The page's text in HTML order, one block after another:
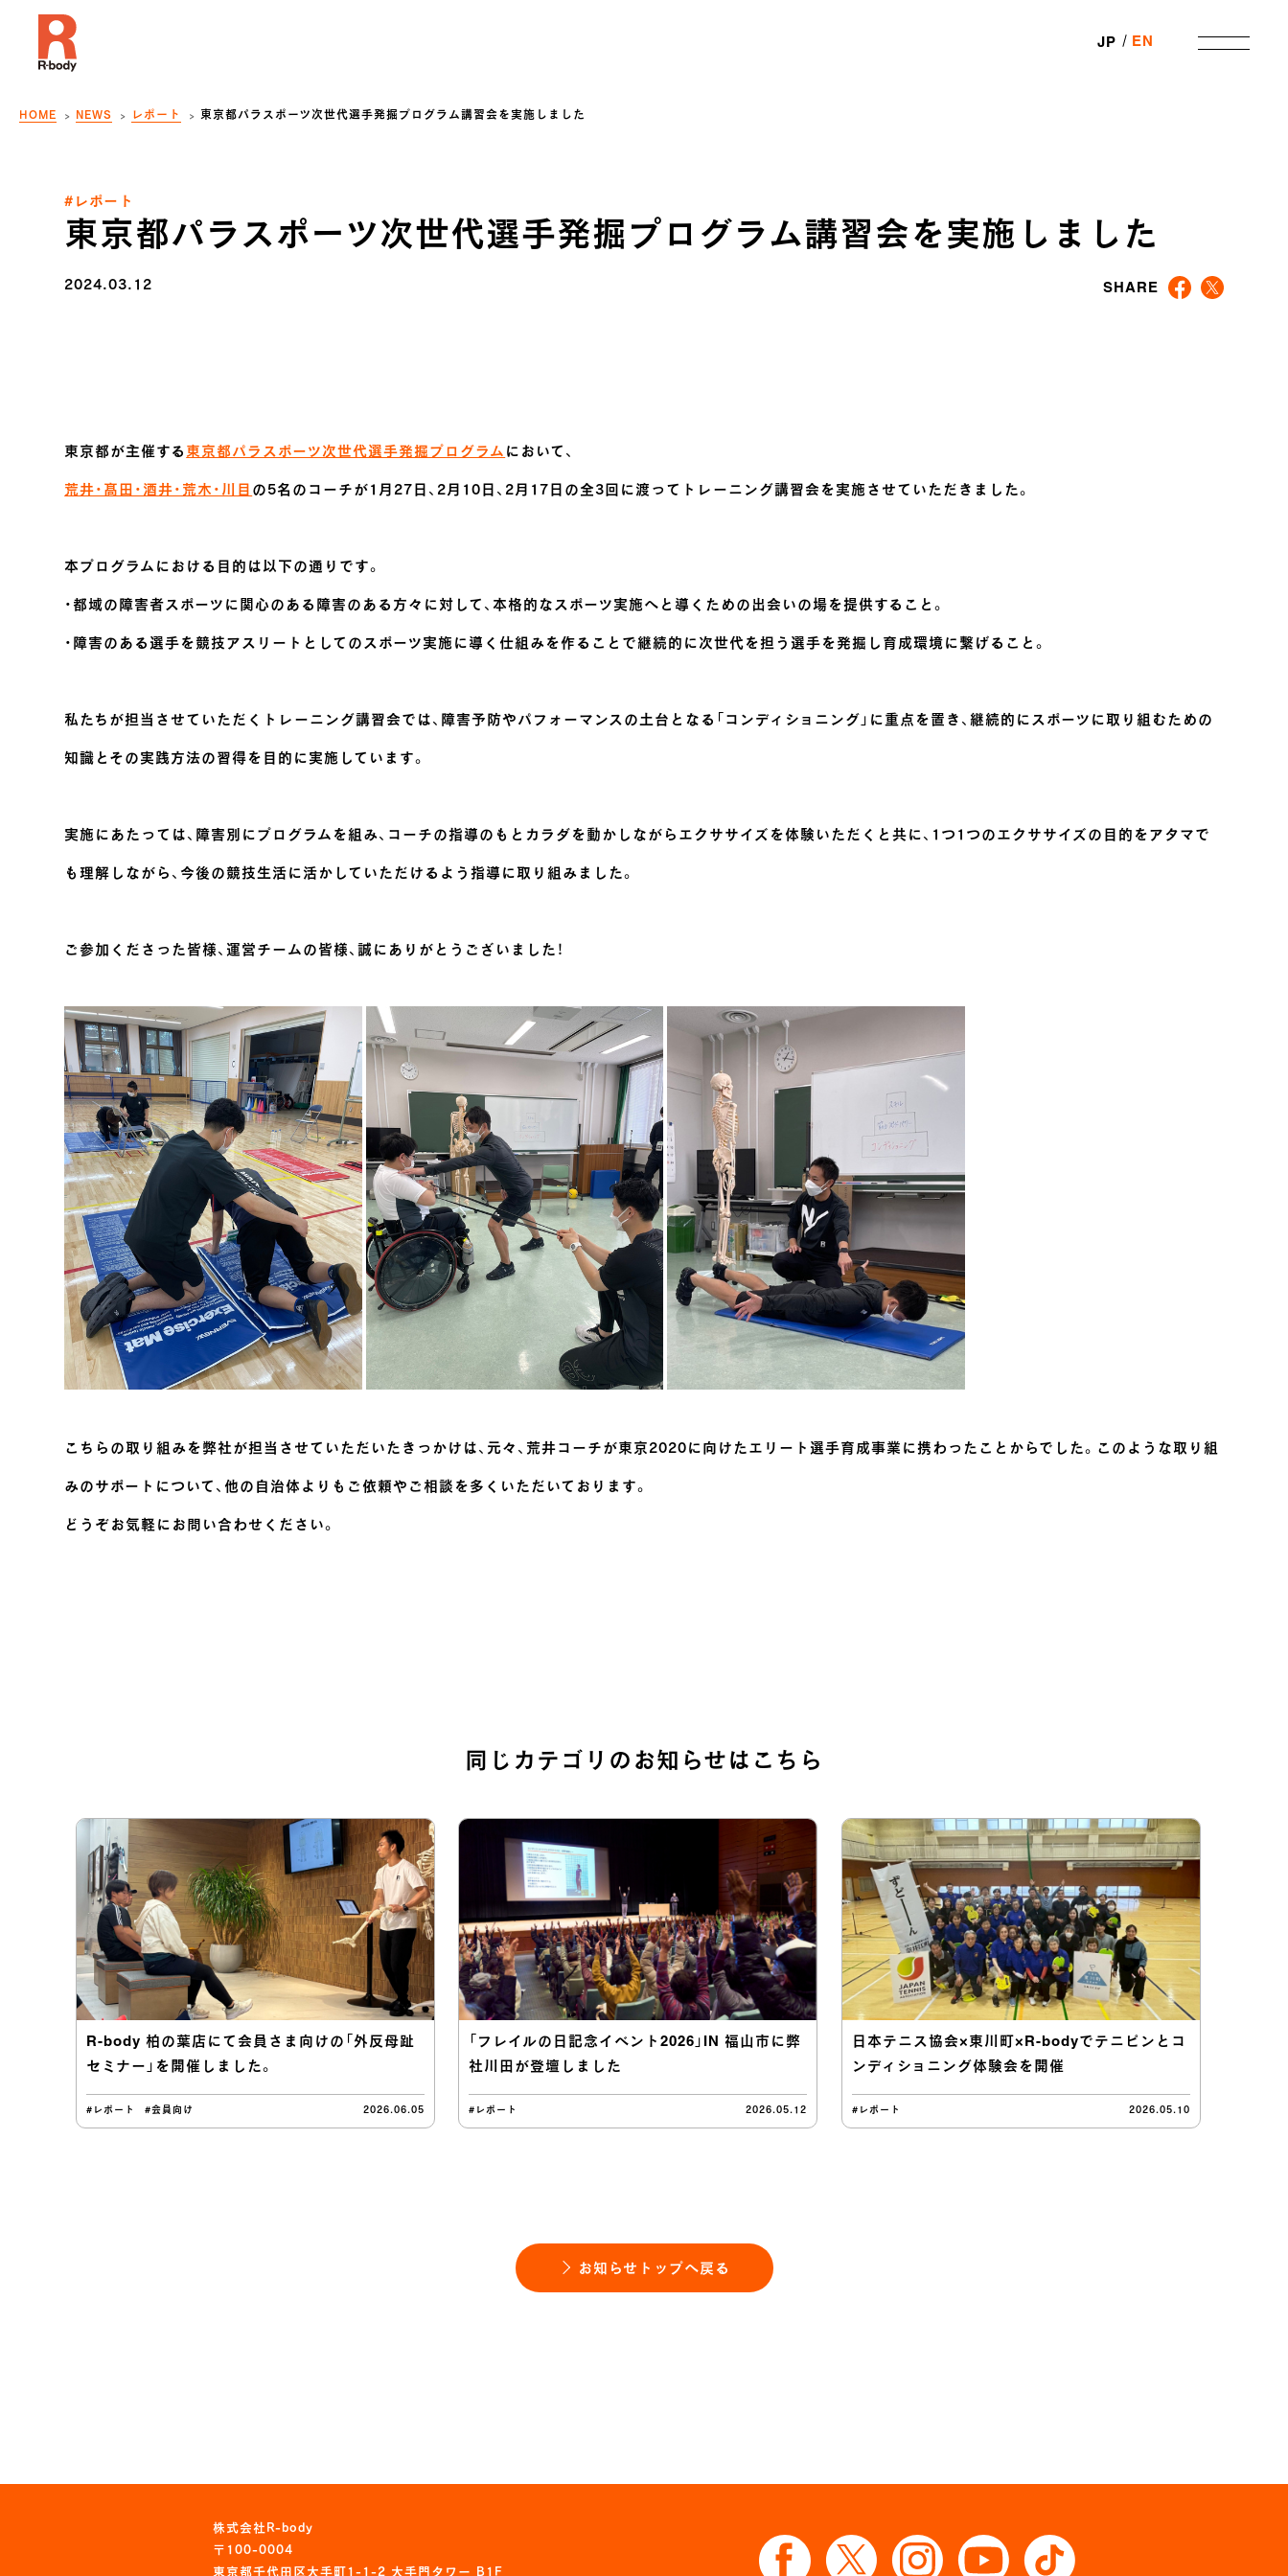
JP EN
HOME NEWS レポート 東京都パラスポーツ次世代選手発掘プログラム講習会を実施しました
#レポート
東京都パラスポーツ次世代選手発掘プログラム講習会を実施しました
2024.03.12 SHARE
東京都が主催する 東京都パラスポーツ次世代選手発掘プログラム において、
荒井・髙田・酒井・荒木・川目 の5名のコーチが1月27日、2月10日、2月17日の全3回に渡ってトレーニング講習会を実施させていただきました。
本プログラムにおける目的は以下の通りです。
・都域の障害者スポーツに関心のある障害のある方々に対して、本格的なスポーツ実施へと導くための出会いの場を提供すること。
・障害のある選手を競技アスリートとしてのスポーツ実施に導く仕組みを作ることで継続的に次世代を担う選手を発掘し育成環境に繋げること。
私たちが担当させていただくトレーニング講習会では、障害予防やパフォーマンスの土台となる「コンディショニング」に重点を置き、継続的にスポーツに取り組むための
知識とその実践方法の習得を目的に実施しています。
実施にあたっては、障害別にプログラムを組み、コーチの指導のもとカラダを動かしながらエクササイズを体験いただくと共に、1つ1つのエクササイズの目的をアタマで
も理解しながら、今後の競技生活に活かしていただけるよう指導に取り組みました。
ご参加くださった皆様、運営チームの皆様、誠にありがとうございました！
こちらの取り組みを弊社が担当させていただいたきっかけは、元々、荒井コーチが東京2020に向けたエリート選手育成事業に携わったことからでした。このような取り組
みのサポートについて、他の自治体よりもご依頼やご相談を多くいただいております。
どうぞお気軽にお問い合わせください。
同じカテゴリのお知らせはこちら
R-body 柏の葉店にて会員さま向けの「外反母趾
セミナー」を開催しました。
#レポート #会員向け 2026.06.05
「フレイルの日記念イベント2026」IN 福山市に弊
社川田が登壇しました
#レポート 2026.05.12
日本テニス協会×東川町×R-bodyでテニピンとコ
ンディショニング体験会を開催
#レポート 2026.05.10
お知らせトップへ戻る
株式会社R-body
〒100-0004
東京都千代田区大手町1-1-2 大手門タワー B1F